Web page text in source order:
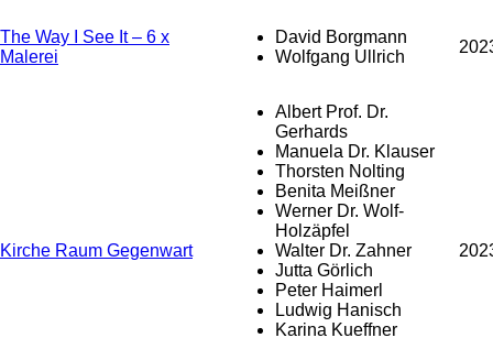
The Way I See It – 6 x
Malerei
David Borgmann
Wolfgang Ullrich
Kirche Raum Gegenwart
Albert Prof. Dr.
Gerhards
Manuela Dr. Klauser
Thorsten Nolting
Benita Meißner
Werner Dr. Wolf-
Holzäpfel
Walter Dr. Zahner
Jutta Görlich
Peter Haimerl
Ludwig Hanisch
Karina Kueffner